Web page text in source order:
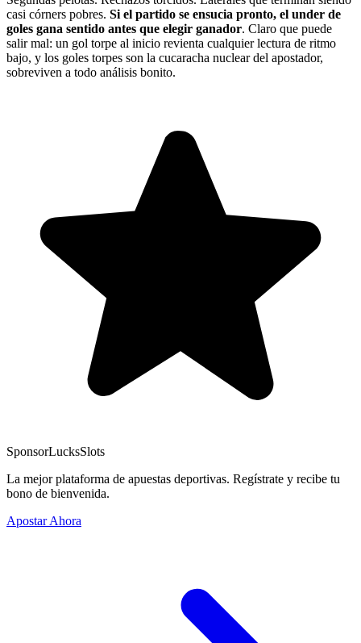
casi córners pobres. Si el partido se ensucia pronto, el under de
goles gana sentido antes que elegir ganador. Claro que puede
salir mal: un gol torpe al inicio revienta cualquier lectura de ritmo
bajo, y los goles torpes son la cucaracha nuclear del apostador,
sobreviven a todo análisis bonito.
SponsorLucksSlots
La mejor plataforma de apuestas deportivas. Regístrate y recibe tu
bono de bienvenida.
Apostar Ahora